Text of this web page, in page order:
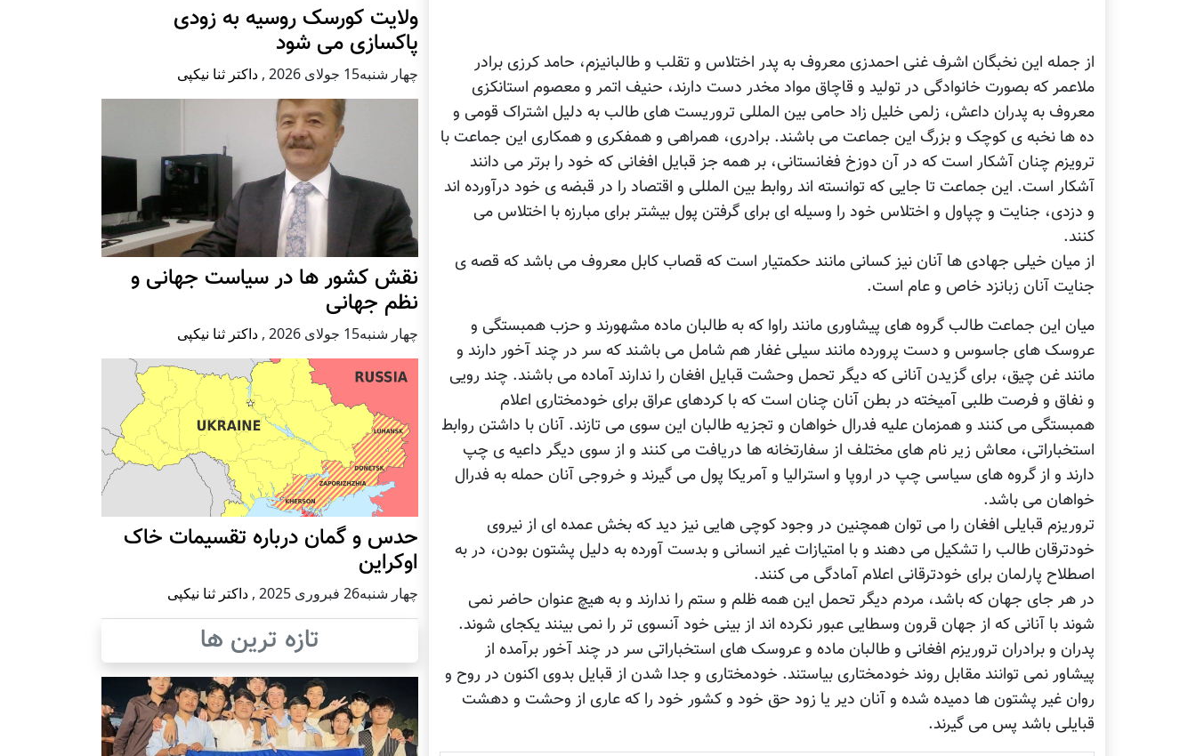
از جمله این نخبگان اشرف غنی احمدزی معروف به پدر اختلاس و تقلب و طالبانیزم، حامد کرزی برادر
ملاعمر که بصورت خانوادگی در تولید و قاچاق مواد مخدر دست دارند، حنیف اتمر و معصوم استانکزی
معروف به پدران داعش، زلمی خلیل زاد حامی بین المللی تروریست های طالب به دلیل اشتراک قومی و
ده ها نخبه ی کوچک و بزرگ این جماعت می باشند. برادری، همراهی و همفکری و همکاری این جماعت با
ترویزم چنان آشکار است که در آن دوزخ فغانستانی، بر همه جز قبایل افغانی که خود را برتر می دانند
آشکار است. این جماعت تا جایی که توانسته اند روابط بین المللی و اقتصاد را در قبضه ی خود درآورده اند
و دزدی، جنایت و چپاول و اختلاس خود را وسیله ای برای گرفتن پول بیشتر برای مبارزه با اختلاس می
کنند.
از میان خیلی جهادی ها آنان نیز کسانی مانند حکمتیار است که قصاب کابل معروف می باشد که قصه ی
جنایت آنان زبانزد خاص و عام است.
میان این جماعت طالب گروه های پیشاوری مانند راوا که به طالبان ماده مشهورند و حزب همبستگی و
عروسک های جاسوس و دست پرورده مانند سیلی غفار هم شامل می باشند که سر در چند آخور دارند و
مانند غن چیق، برای گزیدن آنانی که دیگر تحمل وحشت قبایل افغان را ندارند آماده می باشند. چند رویی
و نفاق و فرصت طلبی آمیخته در بطن آنان چنان است که با کردهای عراق برای خودمختاری اعلام
همبستگی می کنند و همزمان علیه فدرال خواهان و تجزیه طالبان این سوی می تازند. آنان با داشتن روابط
استخباراتی، معاش زیر نام های مختلف از سفارتخانه ها دریافت می کنند و از سوی دیگر داعیه ی چپ
دارند و از گروه های سیاسی چپ در اروپا و استرالیا و آمریکا پول می گیرند و خروجی آنان حمله به فدرال
خواهان می باشد.
تروریزم قبایلی افغان را می توان همچنین در وجود کوچی هایی نیز دید که بخش عمده ای از نیروی
خودترقان طالب را تشکیل می دهند و با امتیازات غیر انسانی و بدست آورده به دلیل پشتون بودن، در به
اصطلاح پارلمان برای خودترقانی اعلام آمادگی می کنند.
در هر جای جهان که باشد، مردم دیگر تحمل این همه ظلم و ستم را ندارند و به هیچ عنوان حاضر نمی
شوند با آنانی که از جهان قرون وسطایی عبور نکرده اند از بینی خود آنسوی تر را نمی بینند یکجای شوند.
پدران و برادران تروریزم افغانی و طالبان ماده و عروسک های استخباراتی سر در چند آخور برآمده از
پیشاور نمی توانند مقابل روند خودمختاری بیاستند. خودمختاری و جدا شدن از قبایل بدوی اکنون در روح و
روان غیر پشتون ها دمیده شده و آنان دیر یا زود حق خود و کشور خود را که عاری از وحشت و دهشت
قبایلی باشد پس می گیرند.
ولایت کورسک روسیه به زودی
پاکسازی می شود
چهار شنبه15 جولای 2026 , داکتر ثنا نیکپی
نقش کشور ها در سیاست جهانی و
نظم جهانی
چهار شنبه15 جولای 2026 , داکتر ثنا نیکپی
حدس و گمان درباره تقسیمات خاک
اوکراین
چهار شنبه26 فبروری 2025 , داکتر ثنا نیکپی
تازه ترین ها